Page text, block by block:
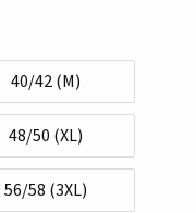
40/42 (M)
48/50 (XL)
56/58 (3XL)